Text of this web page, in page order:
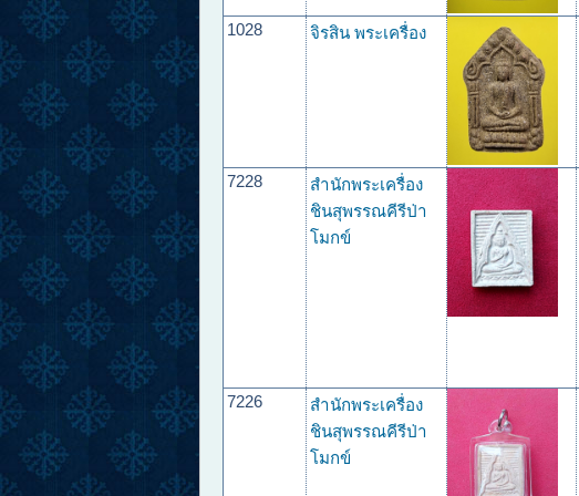
1028 จิรสิน พระเครื่อง
7228
สำนักพระเครื่อง
ชินสุพรรณคีรีป่า
โมกข์
7226
สำนักพระเครื่อง
ชินสุพรรณคีรีป่า
โมกข์